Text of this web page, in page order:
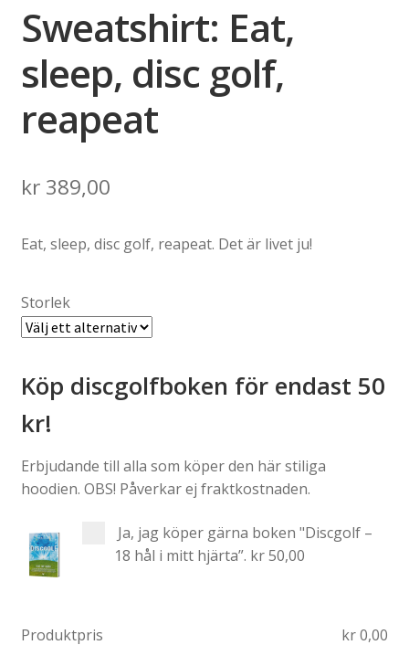
Sweatshirt: Eat,
sleep, disc golf,
reapeat
kr389,00
Eat, sleep, disc golf, reapeat. Det är livet ju!
Storlek
Köp discgolfboken för endast 50
kr!
Erbjudande till alla som köper den här stiliga
hoodien. OBS! Påverkar ej fraktkostnaden.
Ja, jag köper gärna boken "Discgolf –
18 hål i mitt hjärta”. kr 50,00
Produktpris kr0,00